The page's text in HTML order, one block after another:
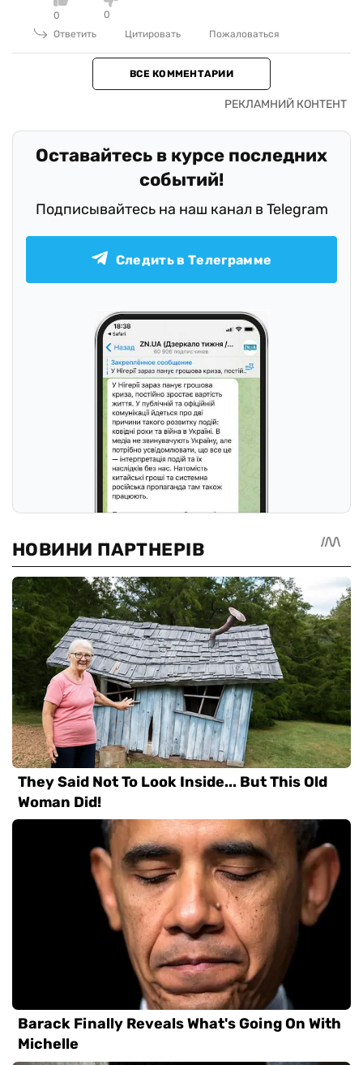
0
0
Ответить
Цитировать Пожаловаться
ВСЕ КОММЕНТАРИИ
Оставайтесь в курсе последних
событий!
Подписывайтесь на наш канал в Telegram
Следить в Телеграмме